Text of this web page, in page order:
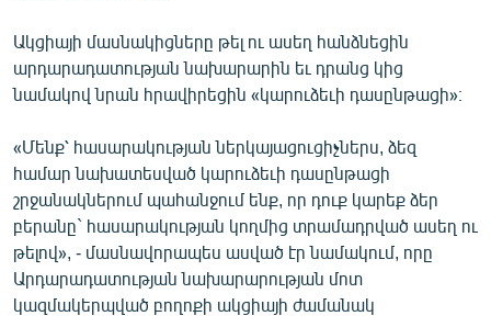
ՄՇԱԿՈՒՅԹ
ՍՊՈՐՏ
ՄԵԿՆԱԲԱՆՈՒԹՅՈՒՆ
ՏՏ ԵՒ ԻՆՏԵՐՆԵՏ
ԿՈՐՈՆԱՎԻՐՈՒՍ
ԱՐԽԻՎ
ՏԵՍԱՆՅՈՒԹԵՐ
Ակցիայի մասնակիցները թել ու ասեղ հանձնեցին
արդարադատության նախարարին եւ դրանց կից
նամակով նրան հրավիրեցին «կարուձեւի դասընթացի»։
«Մենք՝ հասարակության ներկայացուցիչներս, ձեզ
համար նախատեսված կարուձեւի դասընթացի
շրջանակներում պահանջում ենք, որ դուք կարեք ձեր
բերանը` հասարակության կողմից տրամադրված ասեղ ու
թելով», - մասնավորապես ասված էր նամակում, որը
Արդարադատության նախարարության մոտ
կազմակերպված բողոքի ակցիայի ժամանակ